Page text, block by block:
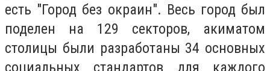
есть "Город без окраин". Весь город был
поделен на 129 секторов, акиматом
столицы были разработаны 34 основных
социальных стандартов для каждого